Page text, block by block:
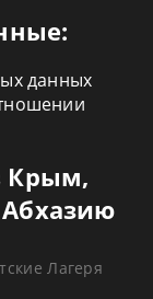
данных
Крым,
Лагеря